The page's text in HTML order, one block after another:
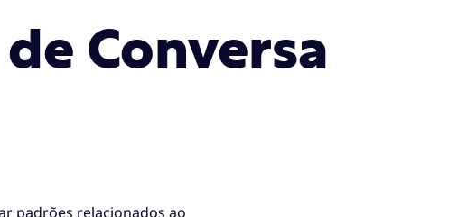
Conversa
padrões relacionados ao